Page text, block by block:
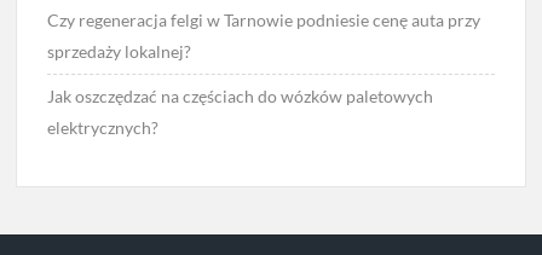
Czy regeneracja felgi w Tarnowie podniesie cenę auta przy
sprzedaży lokalnej?
Jak oszczędzać na częściach do wózków paletowych
elektrycznych?